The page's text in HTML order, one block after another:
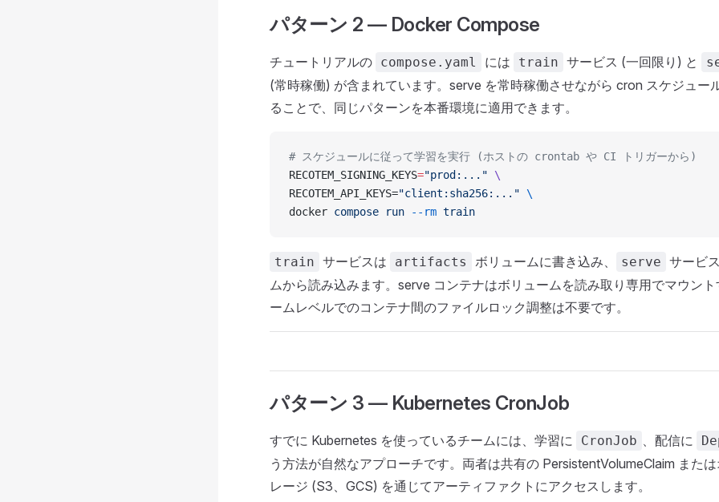
パターン 2 — Docker Compose
チュートリアルの compose.yaml には train サービス (一回限り) と
(常時稼働) が含まれています。serve を常時稼働させながら cron スケジュー
ることで、同じパターンを本番環境に適用できます。
# スケジュールに従って学習を実行 (ホストの crontab や CI トリガーから)
RECOTEM_SIGNING_KEYS="prod:..." \
RECOTEM_API_KEYS="client:sha256:..." \
docker compose run --rm train
train サービスは artifacts ボリュームに書き込み、 serve サービ
ムから読み込みます。serve コンテナはボリュームを読み取り専用でマウン
ームレベルでのコンテナ間のファイルロック調整は不要です。
パターン 3 — Kubernetes CronJob
すでに Kubernetes を使っているチームには、学習に CronJob 、配信に
う方法が自然なアプローチです。両者は共有の PersistentVolumeClaim また
レージ (S3、GCS) を通じてアーティファクトにアクセスします。